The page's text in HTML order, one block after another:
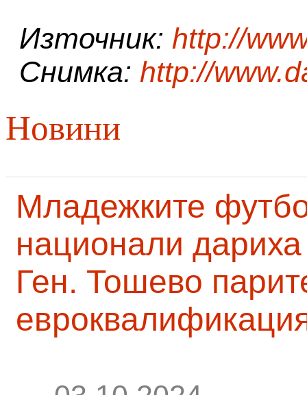
Източник: http://
Снимка: http://
Новини
Младежките
национали
Ген. Тошево